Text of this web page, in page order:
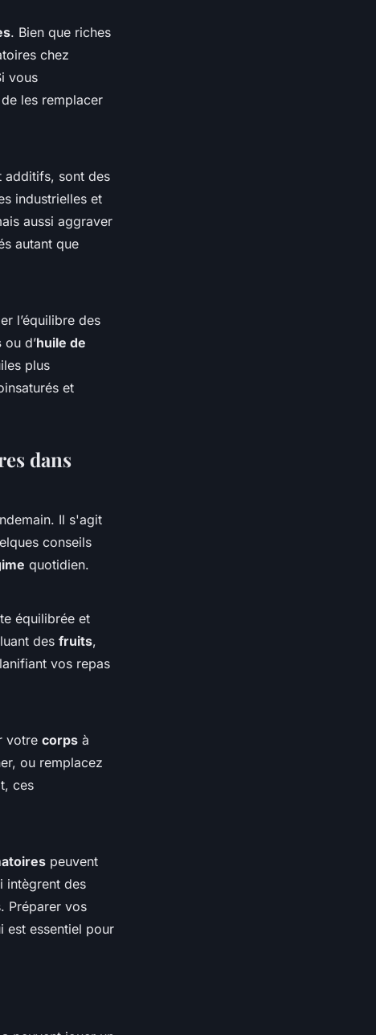
. Bien que riches
chez
vous
les remplacer
additifs, sont des
industrielles et
aussi aggraver
autant que
l’équilibre des
ou d’huile de
plus
et
dans
Il s'agit
conseils
quotidien.
équilibrée et
des fruits,
vos repas
votre corps à
ou remplacez
ces
peuvent
intègrent des
Préparer vos
est essentiel pour